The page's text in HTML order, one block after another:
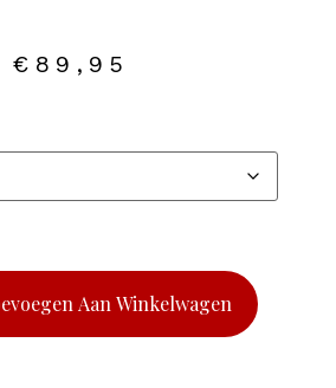
€ 89,95
Aan Winkelwagen